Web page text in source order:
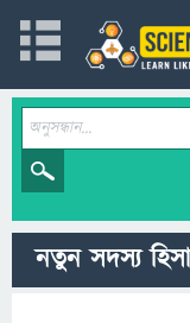
নতুন সদস্য